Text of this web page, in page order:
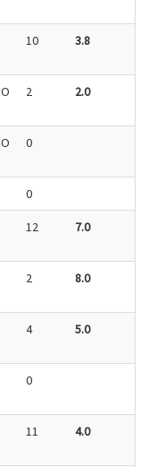
10 3.8
2 2.0
0
0
12 7.0
2 8.0
4 5.0
0
11 4.0